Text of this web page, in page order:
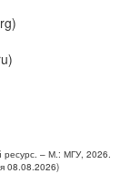
– М.: МГУ, 2026.
08.08.2026)